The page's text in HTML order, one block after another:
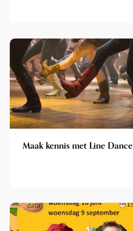
Maak kennis met Line Dance